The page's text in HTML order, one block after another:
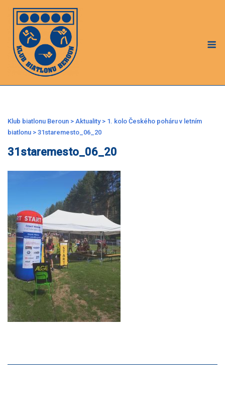
Skip
content
Klub biatlonu Beroun > Aktuality> 1. kolo Českého poháru v letním
biatlonu > 31staremesto_06_20
31staremesto_06_20